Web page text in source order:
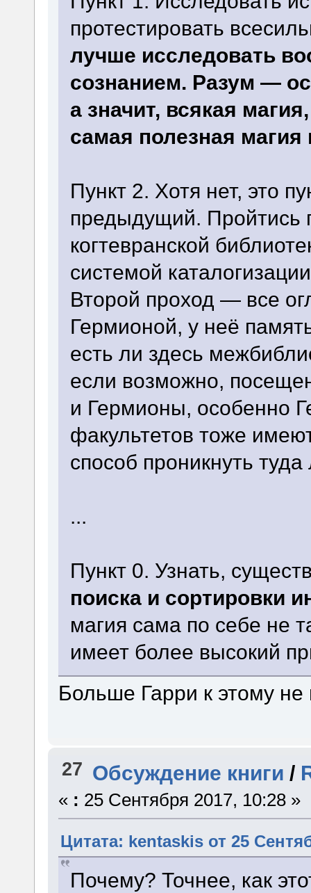
протестировать
лучше исследовать
сознанием. Разум —
а значит, всякая
самая полезная магия
Пункт 2. Хотя нет, это
предыдущий. Пройтись
когтевранской
системой
Второй проход — все
Гермионой, у неё
есть ли здесь
если возможно,
и Гермионы, особенно
факультетов тоже
способ проникнуть
...
Пункт 0. Узнать,
поиска и сортировки
магия сама по себе не
имеет более высокий
Больше Гарри к этому
27 Обсуждение книги /
« : 25 Сентября 2017, 10:28 »
Цитата: kentaskis от 25
Почему? Точнее, как